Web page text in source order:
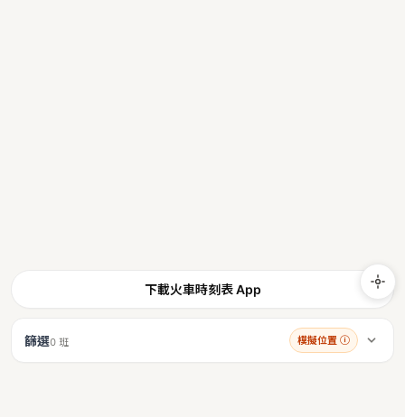
下載火車時刻表 App
篩選0 班 模擬位置 ⓘ